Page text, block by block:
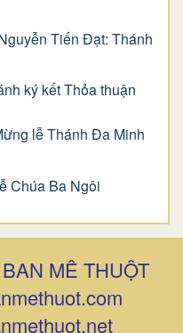
Tiến Đạt: Thánh
ký kết Thỏa thuận
lễ Thánh Đa Minh
Chúa Ba Ngôi
MÊ THUỘT